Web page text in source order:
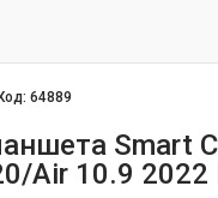
Код:64889
Smart
Air 10.9 2022